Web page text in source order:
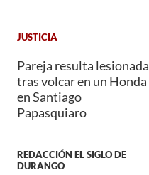
JUSTICIA
Pareja resulta lesionada
tras volcar en un Honda
en Santiago
Papasquiaro
REDACCIÓN EL SIGLO DE
DURANGO